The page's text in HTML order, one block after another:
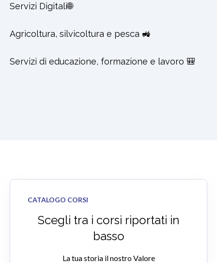
Servizi Digitali🌐
Agricoltura, silvicoltura e pesca 🚜
Servizi di educazione, formazione e lavoro 🎒
CATALOGO CORSI
Scegli tra i corsi riportati in
basso
La tua storia il nostro Valore